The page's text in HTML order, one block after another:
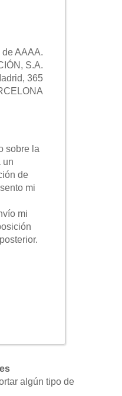
AAAA.
S.A.
365
sobre la
un
de
mi
mi
algún tipo de